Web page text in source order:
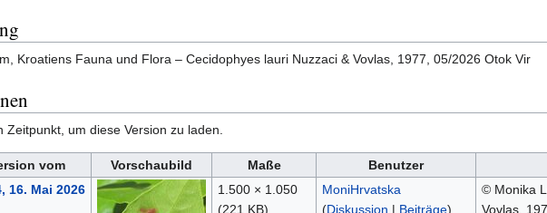
Kroatiens Fauna und Flora – Cecidophyes lauri Nuzzaci & Vovlas, 1977, 05/2026 Otok Vir
Zeitpunkt, um diese Version zu laden.
vom Vorschaubild Maße Benutzer
16. Mai 2026
1.500 × 1.050
(221 KB)
MoniHrvatska
(Diskussion | Beiträge)
© Monika
Vovlas,